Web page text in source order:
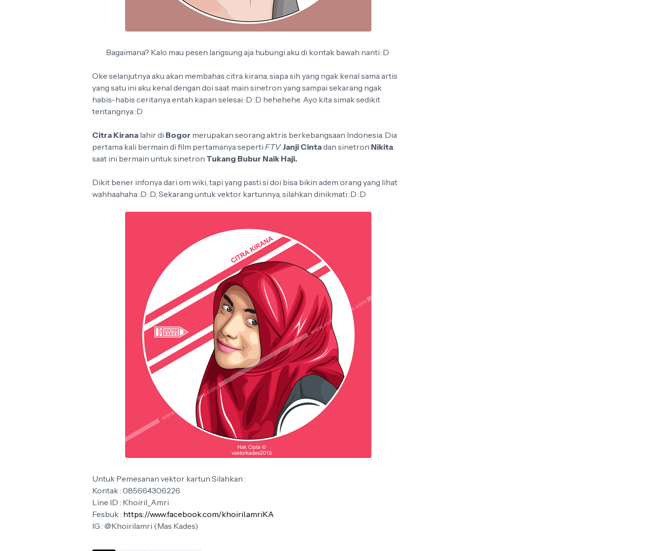
Bagaimana? Kalo mau pesen langsung aja hubungi aku di kontak bawah nanti :D
Oke selanjutnya aku akan membahas citra kirana, siapa sih yang ngak kenal sama artis
yang satu ini aku kenal dengan doi saat main sinetron yang sampai sekarang ngak
habis-habis ceritanya entah kapan selesai :D :D hehehehe. Ayo kita simak sedikit
tentangnya :D
Citra Kirana lahir di Bogor merupakan seorang aktris berkebangsaan Indonesia. Dia
pertama kali bermain di film pertamanya seperti FTVJanji Cintadan sinetron Nikita.
saat ini bermain untuk sinetron Tukang Bubur Naik Haji.
Dikit bener infonya dari om wiki, tapi yang pasti si doi bisa bikin adem orang yang lihat
wahhaahaha :D :D, Sekarang untuk vektor kartunnya, silahkan dinikmati :D :D
Untuk Pemesanan vektor kartun Silahkan :
Kontak : 085664306226
Line ID : Khoiril_Amri
Fesbuk : https://www.facebook.com/khoiril.amriKA
IG : @Khoirilamri (Mas Kades)